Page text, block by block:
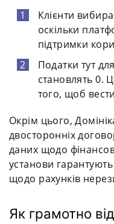
Клієнти
оскільки
підтримки
Податки тут
становлять 0.
того, щоб
Окрім цього,
двосторонніх
даних щодо
установи
щодо рахунків
Як грамотно